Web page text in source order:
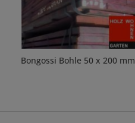
Bongossi Bohle 50 x 200 mm